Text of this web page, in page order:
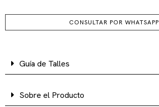
CONSULTAR POR WHATSAPP
Guía de Talles
Sobre el Producto